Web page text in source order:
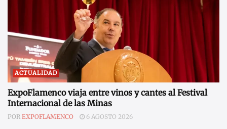
ACTUALIDAD
ExpoFlamenco viaja entre vinos y cantes al Festival
Internacional de las Minas
POR EXPOFLAMENCO 6 AGOSTO 2026